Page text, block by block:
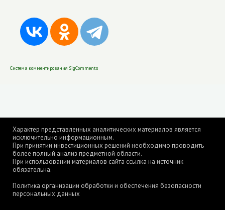
Система комментирования SigComments
Характер представленных аналитических материалов является
исключительно информационным.
При принятии инвестиционных решений необходимо проводить
более полный анализ предметной области.
При использовании материалов сайта ссылка на источник
обязательна.
Политика организации обработки и обеспечения безопасности
персональных данных